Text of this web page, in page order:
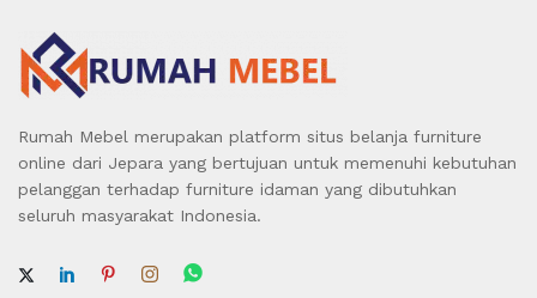
Rumah Mebel merupakan platform situs belanja furniture
online dari Jepara yang bertujuan untuk memenuhi kebutuhan
pelanggan terhadap furniture idaman yang dibutuhkan
seluruh masyarakat Indonesia.